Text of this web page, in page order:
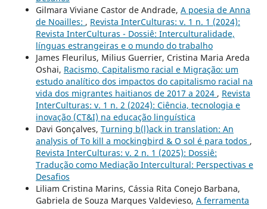
Gilmara Viviane Castor de Andrade, A poesia de Anna
de Noailles: , Revista InterCulturas: v. 1 n. 1 (2024):
Revista InterCulturas - Dossiê: Interculturalidade,
línguas estrangeiras e o mundo do trabalho
James Fleurilus, Milius Guerrier, Cristina Maria Areda
Oshai, Racismo, Capitalismo racial e Migração: um
estudo analítico dos impactos do capitalismo racial na
vida dos migrantes haitianos de 2017 a 2024 , Revista
InterCulturas: v. 1 n. 2 (2024): Ciência, tecnologia e
inovação (CT&I) na educação linguística
Davi Gonçalves, Turning b(l)ack in translation: An
analysis of To kill a mockingbird & O sol é para todos ,
Revista InterCulturas: v. 2 n. 1 (2025): Dossiê:
Tradução como Mediação Intercultural: Perspectivas e
Desafios
Liliam Cristina Marins, Cássia Rita Conejo Barbana,
Gabriela de Souza Marques Valdevieso, A ferramenta